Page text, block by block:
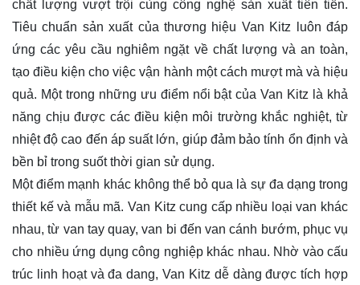
chất lượng vượt trội cùng công nghệ sản xuất tiên tiến.
Tiêu chuẩn sản xuất của thương hiệu Van Kitz luôn đáp
ứng các yêu cầu nghiêm ngặt về chất lượng và an toàn,
tạo điều kiện cho việc vận hành một cách mượt mà và hiệu
quả. Một trong những ưu điểm nổi bật của Van Kitz là khả
năng chịu được các điều kiện môi trường khắc nghiệt, từ
nhiệt độ cao đến áp suất lớn, giúp đảm bảo tính ổn định và
bền bỉ trong suốt thời gian sử dụng.
Một điểm mạnh khác không thể bỏ qua là sự đa dạng trong
thiết kế và mẫu mã. Van Kitz cung cấp nhiều loại van khác
nhau, từ van tay quay, van bi đến van cánh bướm, phục vụ
cho nhiều ứng dụng công nghiệp khác nhau. Nhờ vào cấu
trúc linh hoạt và đa dang, Van Kitz dễ dàng được tích hợp